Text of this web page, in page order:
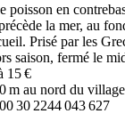
poisson en
la mer, au
Prisé par les
saison, fermé le
15 €
m au nord du
30 2244 043 627